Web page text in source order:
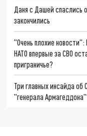
Даня с Дашей спаслись
закончились
"Очень плохие
НАТО впервые за СВО
приграничье?
Три главных инсайда
"генерала